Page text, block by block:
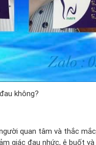
không?
quan tâm và thắc
giác đau nhức, ê buốt